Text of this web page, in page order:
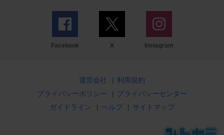
Facebook X Instagram
運営会社 | 利用規約
プライバシーポリシー
| プライバシーセンター
ガイドライン
| ヘルプ | サイトマップ